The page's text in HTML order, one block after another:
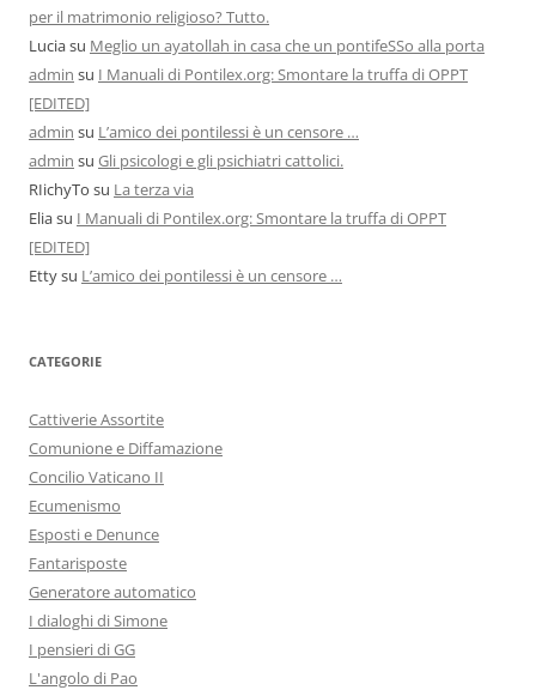
per il matrimonio religioso? Tutto.
Luciasu Meglio un ayatollah in casa che un pontifeSSo alla porta
admin su I Manuali di Pontilex.org: Smontare la truffa di OPPT
[EDITED]
admin su L’amico dei pontilessi è un censore …
admin su Gli psicologi e gli psichiatri cattolici.
RIichyTo su La terza via
Eliasu I Manuali di Pontilex.org: Smontare la truffa di OPPT
[EDITED]
Ettysu L’amico dei pontilessi è un censore …
CATEGORIE
Cattiverie Assortite
Comunione e Diffamazione
Concilio Vaticano II
Ecumenismo
Esposti e Denunce
Fantarisposte
Generatore automatico
I dialoghi di Simone
I pensieri di GG
L'angolo di Pao